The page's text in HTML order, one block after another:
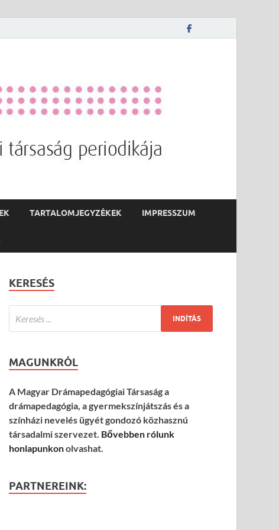
TARTALOMJEGYZÉKEK IMPRESSZUM
KERESÉS
MAGUNKRÓL
A Magyar Drámapedagógiai Társaság a
drámapedagógia, a gyermekszínjátszás és a
színházi nevelés ügyét gondozó közhasznú
társadalmi szervezet. Bővebben rólunk
honlapunkonolvashat.
PARTNEREINK: